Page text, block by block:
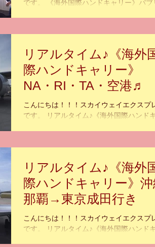
です。 《海外国際ハンドキャリー》パブ
ハンドキャリー Sky Way Express のホー
リアルタイム♪《海外
際ハンドキャリー》
NA・RI・TA・空港♬
こんにちは！！！スカイウェイエクスプ
です。 リアルタイム♪《海外国際ハンドキ
国際ハンドキャリー SkyWayExpress のホ
リアルタイム♪《海外
際ハンドキャリー》沖
那覇→東京成田行き
こんにちは！！！スカイウェイエクスプ
です。 リアルタイム♪《海外国際ハンドキ
リー》沖縄那覇→東京成田行き 『いま届